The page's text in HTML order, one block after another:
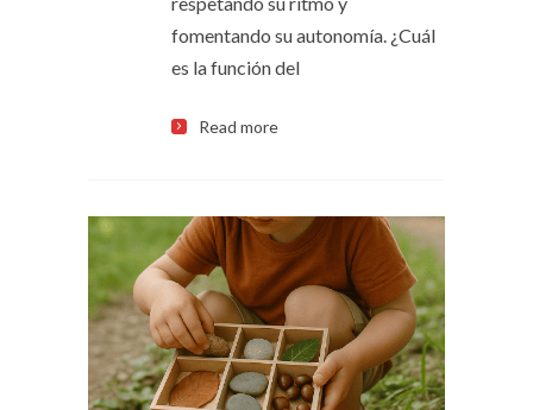
fomentando su autonomía. ¿Cuál
es la función del
Read more